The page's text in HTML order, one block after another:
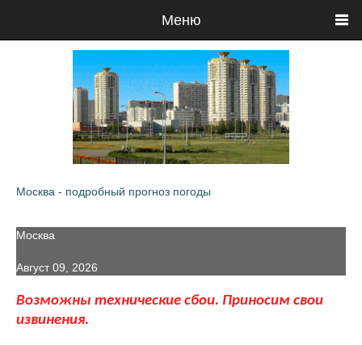
Меню
Москва - подробный прогноз погоды
Москва
Август 09, 2026
Возможны технические сбои. Приносим свои
извинения.